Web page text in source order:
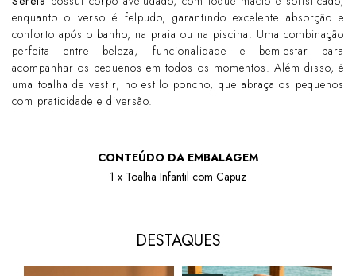
enquanto o verso é felpudo, garantindo excelente absorção e
conforto após o banho, na praia ou na piscina. Uma combinação
perfeita entre beleza, funcionalidade e bem-estar para
acompanhar os pequenos em todos os momentos. Além disso, é
uma toalha de vestir, no estilo poncho, que abraça os pequenos
com praticidade e diversão.
CONTEÚDO DA EMBALAGEM
1 x Toalha Infantil com Capuz
DESTAQUES